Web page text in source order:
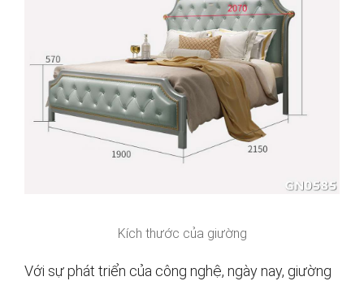
Kích thước của giường
Với sự phát triển của công nghệ, ngày nay, giường